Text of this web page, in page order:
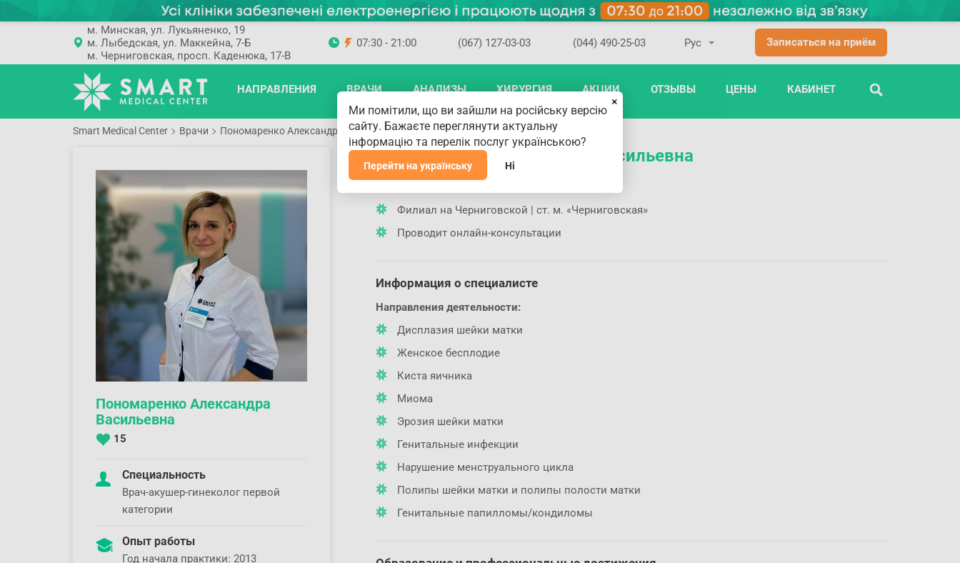
ПОИСК
м. Минская, ул. Лукьяненко, 19
м. Лыбедская, ул. Маккейна, 7-Б
м. Черниговская, просп. Каденюка, 17-В
07:30 - 21:00 (067) 127-03-03 (044) 490-25-03 Записаться на приём
НАПРАВЛЕНИЯ ВРАЧИ АНАЛИЗЫ ХИРУРГИЯ АКЦИИ ОТЗЫВЫ ЦЕНЫ КАБИНЕТ
Smart Medical Center Врачи Пономаренко Александра Васильевна
Пономаренко Александра
Васильевна
15
Специальность
Врач-акушер-гинеколог первой
категории
Опыт работы
Год начала практики: 2013
Пономаренко Александра Васильевна
Филиал на Черниговской | ст. м. «Черниговская»
Проводит онлайн-консультации
Информация о специалисте
Направления деятельности:
Дисплазия шейки матки
Женское бесплодие
Киста яичника
Миома
Эрозия шейки матки
Генитальные инфекции
Нарушение менструального цикла
Полипы шейки матки и полипы полости матки
Генитальные папилломы/кондиломы
×
Ми помітили, що ви зайшли на російську версію
сайту. Бажаєте переглянути актуальну
інформацію та перелік послуг українською?
Перейти на українську Ні